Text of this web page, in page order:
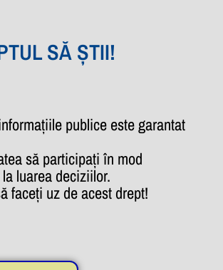
SĂ ȘTII!
publice este garantat
să participați în mod
luarea deciziilor.
faceți uz de acest drept!